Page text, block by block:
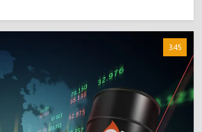
3:45